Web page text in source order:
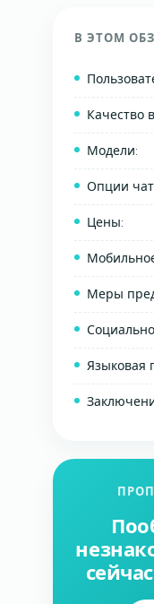
В ЭТОМ
Качество
Модели:
Опции
Цены:
Меры
Языковая